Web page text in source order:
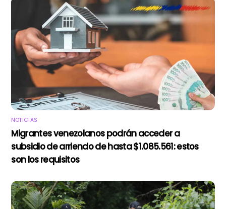
NOTICIAS
Migrantes venezolanos podrán acceder a
subsidio de arriendo de hasta $1.085.561: estos
son los requisitos